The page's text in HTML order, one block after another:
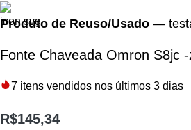
Produto de Reuso/Usado —
Fonte Chaveada Omron S8jc
7 itens vendidos nos últimos 3 dias
R$145,34